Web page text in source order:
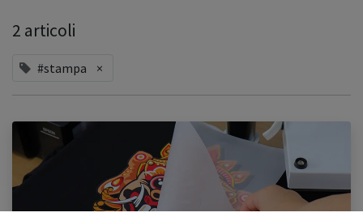
2 articoli
#stampa ×